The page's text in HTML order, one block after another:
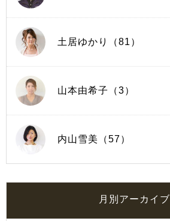
土居ゆかり（81）
山本由希子（3）
内山雪美（57）
月別アーカイブ